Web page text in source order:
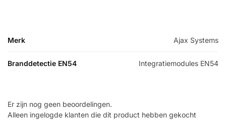
Merk Ajax Systems
Branddetectie EN54 Integratiemodules EN54
Er zijn nog geen beoordelingen.
Alleen ingelogde klanten die dit product hebben gekocht